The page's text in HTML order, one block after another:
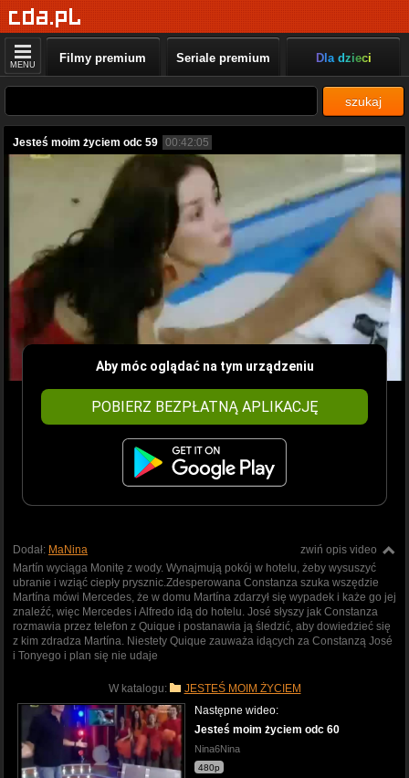
MENU Filmy premium Seriale premium Dla dzieci
szukaj
Jesteś moim życiem odc 59 00:42:05
Aby móc oglądać na tym urządzeniu
POBIERZ BEZPŁATNĄ APLIKACJĘ
zwiń opis video
Dodał: MaNina
Martín wyciąga Monitę z wody. Wynajmują pokój w hotelu, żeby wysuszyć
ubranie i wziąć ciepły prysznic.Zdesperowana Constanza szuka wszędzie
Martína mówi Mercedes, że w domu Martína zdarzył się wypadek i każe go jej
znaleźć, więc Mercedes i Alfredo idą do hotelu. José słyszy jak Constanza
rozmawia przez telefon z Quique i postanawia ją śledzić, aby dowiedzieć się
z kim zdradza Martína. Niestety Quique zauważa idących za Constanzą José
i Tonyego i plan się nie udaje
W katalogu: JESTEŚ MOIM ŻYCIEM
Następne wideo:
Jesteś moim życiem odc 60
Nina6Nina
480p